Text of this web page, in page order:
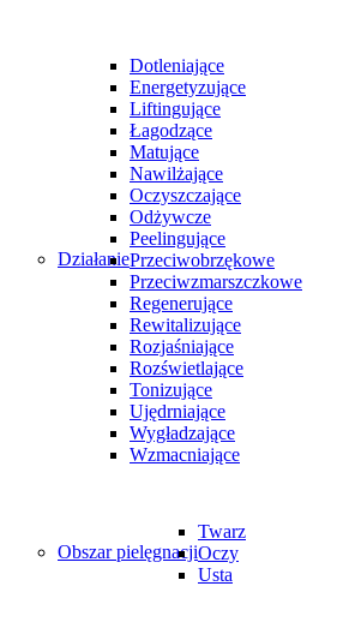
Działanie
Dotleniające
Energetyzujące
Liftingujące
Łagodzące
Matujące
Nawilżające
Oczyszczające
Odżywcze
Peelingujące
Przeciwobrzękowe
Przeciwzmarszczkowe
Regenerujące
Rewitalizujące
Rozjaśniające
Rozświetlające
Tonizujące
Ujędrniające
Wygładzające
Wzmacniające
Obszar pielęgnacji
Twarz
Oczy
Usta